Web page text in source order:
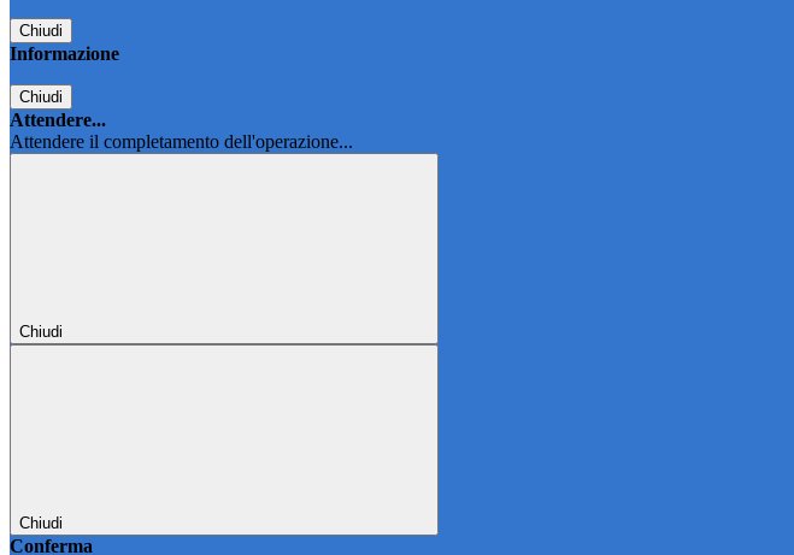
Chiudi
Informazione
Chiudi
Attendere...
Attendere il completamento dell'operazione...
Chiudi
Chiudi
Conferma